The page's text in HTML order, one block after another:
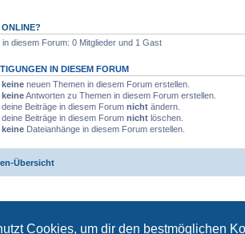
Cookies, um dir den bestmöglichen
ONLINE?
in diesem Forum: 0 Mitglieder und 1 Gast
IN DIESEM FORUM
keine neuen Themen in diesem Forum erstellen.
keineAntworten zu Themen in diesem Forum erstellen.
Beiträge in diesem Forum nicht ändern.
Beiträge in diesem Forum nicht löschen.
keine Dateianhänge in diesem Forum erstellen.
Übersicht